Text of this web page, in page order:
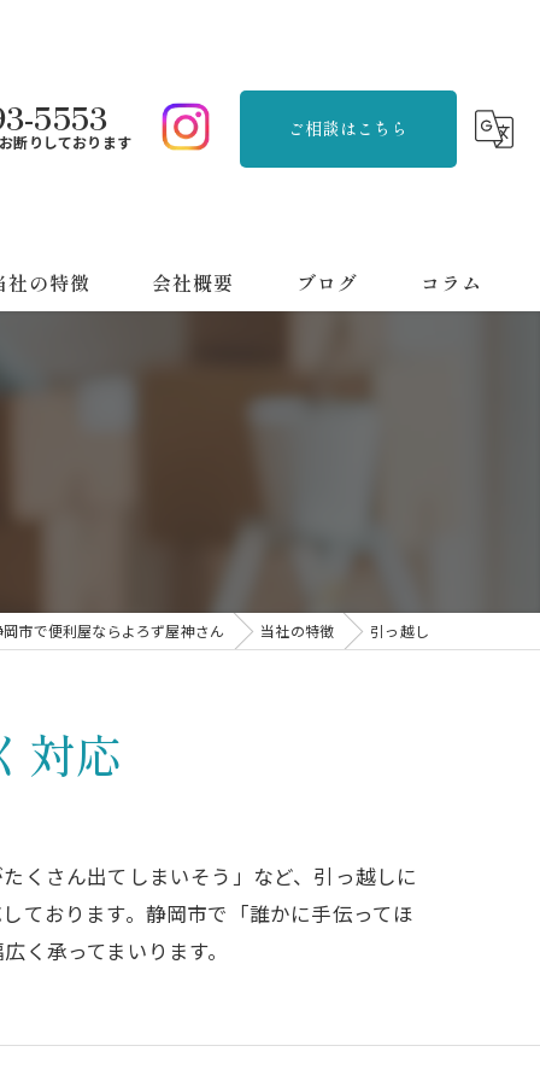
5553
断りしております
ご相談はこちら
社の特徴 会社概要 ブログ コラム
市で便利屋ならよろず屋神さん 当社の特徴 引っ越し
対応
くさん出てしまいそう」など、引っ越しに
ております。静岡市で「誰かに手伝ってほ
承ってまいります。